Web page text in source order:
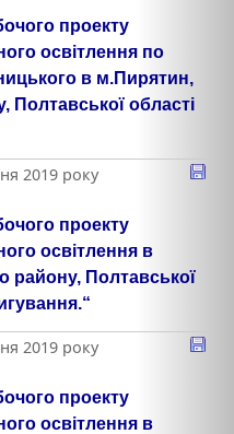
проекту
освітлення по
в м.Пирятин,
Полтавської області
2019 року
проекту
освітлення в
району, Полтавської
2019 року
проекту
освітлення в